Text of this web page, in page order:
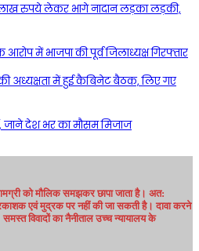
लाख रुपये लेकर भागे नादान लड़का लड़की,
में भाजपा की पूर्व जिलाध्यक्ष गिरफ्तार
अध्यक्षता में हुई कैबिनेट बैठक, लिए गए
जाने देश भर का मौसम मिजाज
को मौलिक समझकर छापा जाता है। अत:
एवं मुद्रक पर नहीं की जा सकती है। दावा करने
विवादों का नैनीताल उच्च न्यायालय के